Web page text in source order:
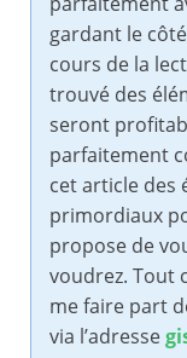
gardant le côté
cours de la
trouvé des
seront
parfaitement
cet article des
primordiaux
propose de
voudrez. Tout
me faire part
via l’adresse